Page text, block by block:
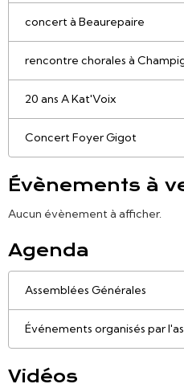
concert à Beaurepaire
rencontre chorales à
20 ans A Kat'Voix
Concert Foyer Gigot
Évènements à
Aucun évènement à afficher.
Agenda
Assemblées Générales
Événements organisés par
Vidéos